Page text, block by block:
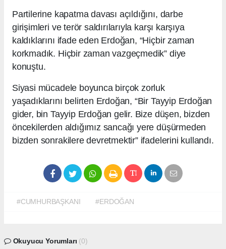
Partilerine kapatma davası açıldığını, darbe
girişimleri ve terör saldırılarıyla karşı karşıya
kaldıklarını ifade eden Erdoğan, “Hiçbir zaman
korkmadık. Hiçbir zaman vazgeçmedik” diye
konuştu.
Siyasi mücadele boyunca birçok zorluk
yaşadıklarını belirten Erdoğan, “Bir Tayyip Erdoğan
gider, bin Tayyip Erdoğan gelir. Bize düşen, bizden
öncekilerden aldığımız sancağı yere düşürmeden
bizden sonrakilere devretmektir” ifadelerini kullandı.
#CUMHURBAŞKANI #ERDOĞAN
Okuyucu Yorumları (0)